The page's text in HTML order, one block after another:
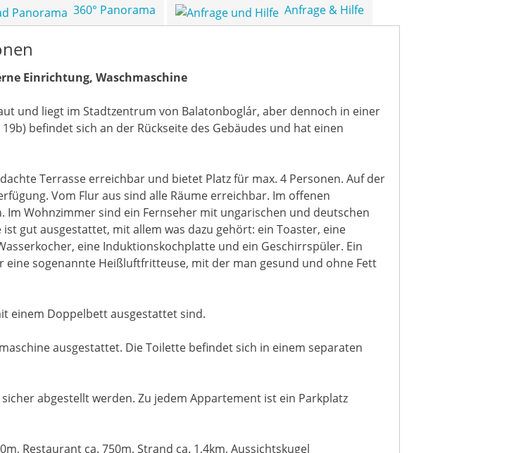
360° Panorama
Anfrage & Hilfe
Einrichtung, Waschmaschine
und liegt im Stadtzentrum von Balatonboglár, aber dennoch in einer
befindet sich an der Rückseite des Gebäudes und hat einen
Terrasse erreichbar und bietet Platz für max. 4 Personen. Auf der
Vom Flur aus sind alle Räume erreichbar. Im offenen
Wohnzimmer sind ein Fernseher mit ungarischen und deutschen
gut ausgestattet, mit allem was dazu gehört: ein Toaster, eine
eine Induktionskochplatte und ein Geschirrspüler. Ein
sogenannte Heißluftfritteuse, mit der man gesund und ohne Fett
einem Doppelbett ausgestattet sind.
ausgestattet. Die Toilette befindet sich in einem separaten
abgestellt werden. Zu jedem Appartement ist ein Parkplatz
Restaurant ca. 750m, Strand ca. 1,4km, Aussichtskugel